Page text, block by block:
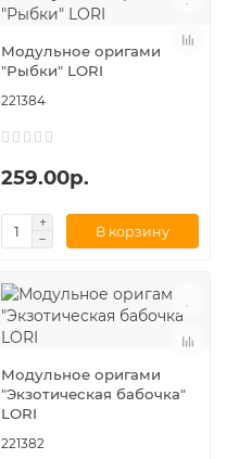
Модульное оригами
"Рыбки" LORI
221384
259.00р.
В корзину
Модульное оригами
"Экзотическая бабочка"
LORI
221382